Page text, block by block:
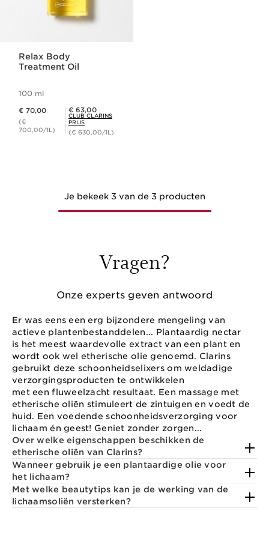
Relax Body
Treatment Oil
100 ml
€ 70,00
(€
700,00/1L)
Club Clarins Prijs € 63,00
€ 63,00
CLUB CLARINS
PRIJS
(€ 630,00/1L)
Je bekeek 3 van de 3 producten
Vragen?
Onze experts geven antwoord
Er was eens een erg bijzondere mengeling van
actieve plantenbestanddelen... Plantaardig nectar
is het meest waardevolle extract van een plant en
wordt ook wel etherische olie genoemd. Clarins
gebruikt deze schoonheidselixers om weldadige
verzorgingsproducten te ontwikkelen
met een fluweelzacht resultaat. Een massage met
etherische oliën stimuleert de zintuigen en voedt de
huid. Een voedende schoonheidsverzorging voor
lichaam én geest! Geniet zonder zorgen...
Over welke eigenschappen beschikken de
etherische oliën van Clarins?
Wanneer gebruik je een plantaardige olie voor
het lichaam?
Met welke beautytips kan je de werking van de
lichaamsoliën versterken?